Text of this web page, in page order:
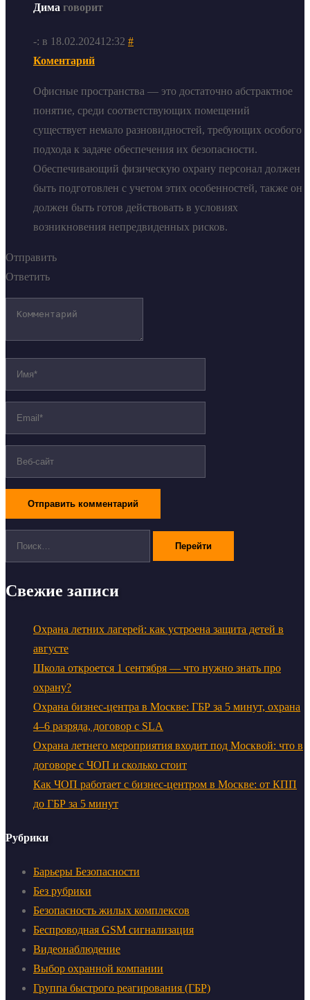
Дима говорит
-: в 18.02.202412:32 #
Коментарий
Офисные пространства — это достаточно абстрактное
понятие, среди соответствующих помещений
существует немало разновидностей, требующих особого
подхода к задаче обеспечения их безопасности.
Обеспечивающий физическую охрану персонал должен
быть подготовлен с учетом этих особенностей, также он
должен быть готов действовать в условиях
возникновения непредвиденных рисков.
Отправить
Ответить
Свежие записи
Охрана летних лагерей: как устроена защита детей в
августе
Школа откроется 1 сентября — что нужно знать про
охрану?
Охрана бизнес-центра в Москве: ГБР за 5 минут, охрана
4–6 разряда, договор с SLA
Охрана летнего мероприятия входит под Москвой: что в
договоре с ЧОП и сколько стоит
Как ЧОП работает с бизнес-центром в Москве: от КПП
до ГБР за 5 минут
Рубрики
Барьеры Безопасности
Без рубрики
Безопасность жилых комплексов
Беспроводная GSM сигнализация
Видеонаблюдение
Выбор охранной компании
Группа быстрого реагирования (ГБР)